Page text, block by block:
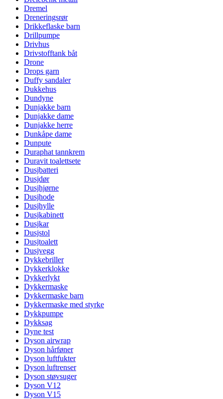
Dremel
Dreneringsrør
Drikkeflaske barn
Drillpumpe
Drivhus
Drivstofftank båt
Drone
Drops garn
Duffy sandaler
Dukkehus
Dundyne
Dunjakke barn
Dunjakke dame
Dunjakke herre
Dunkåpe dame
Dunpute
Duraphat tannkrem
Duravit toalettsete
Dusjbatteri
Dusjdør
Dusjhjørne
Dusjhode
Dusjhylle
Dusjkabinett
Dusjkar
Dusjstol
Dusjtoalett
Dusjvegg
Dykkebriller
Dykkerklokke
Dykkerlykt
Dykkermaske
Dykkermaske barn
Dykkermaske med styrke
Dykkpumpe
Dykksag
Dyne test
Dyson airwrap
Dyson hårføner
Dyson luftfukter
Dyson luftrenser
Dyson støvsuger
Dyson V12
Dyson V15